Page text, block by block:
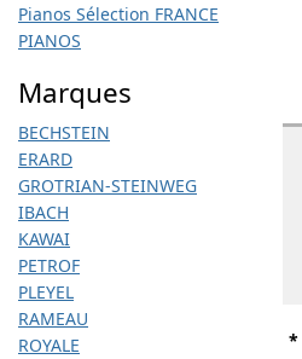
Pianos Sélection FRANCE
PIANOS
Marques
BECHSTEIN
ERARD
GROTRIAN-STEINWEG
IBACH
KAWAI
PETROF
PLEYEL
RAMEAU
ROYALE
*